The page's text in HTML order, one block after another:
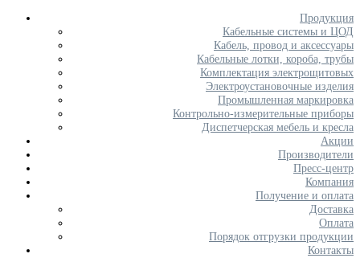
Продукция
Кабельные системы и ЦОД
Кабель, провод и аксессуары
Кабельные лотки, короба, трубы
Комплектация электрощитовых
Электроустановочные изделия
Промышленная маркировка
Контрольно-измерительные приборы
Диспетчерская мебель и кресла
Акции
Производители
Пресс-центр
Компания
Получение и оплата
Доставка
Оплата
Порядок отгрузки продукции
Контакты